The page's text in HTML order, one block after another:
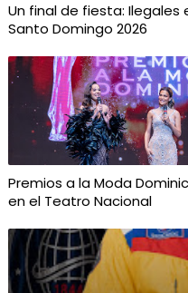
Un final de fiesta:
Santo Domingo 2026
Premios a la Moda
en el Teatro Nacional